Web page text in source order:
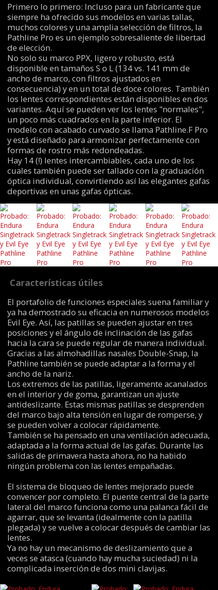
Primero lo primero: Incluso para un fabricante que
siempre ha ofrecido sus modelos en varias tallas,
muchos colores y una amplia selección de filtros, la
Pathline Pro es un ejemplo sobresaliente de libertad
de elección.
No solo su marco PPX, ligero y robusto, está
disponible en tamaños S o L (134 vs. 141 mm de
ancho de marco, con filtros ajustados en
consecuencia) y en un total de doce colores. También
los lentes correspondientes están disponibles en dos
variantes. Aquí se pueden ver los lentes "normales",
un poco más cuadrados en la parte inferior. El
modelo con acabado curvado se llama Pathline.F Pro
y está diseñado para armonizar perfectamente con
formas de rostro más redondeadas.
Hay 14 (!) lentes intercambiables, cada uno de los
cuales también puede ser tallado con la graduación
óptica individual, convirtiendo así las elegantes gafas
deportivas en unas gafas ópticas.
Características útiles
El portafolio de funciones especiales suena familiar y
ya ha demostrado su eficacia en numerosos modelos
Evil Eye. Así, las patillas se pueden ajustar en tres
posiciones y el ángulo de inclinación de las gafas
hacia la cara se puede regular de manera individual.
Gracias a las almohadillas nasales Double-Snap, la
Pathline también se puede adaptar a la forma y el
ancho de la nariz.
Los extremos de las patillas, ligeramente acanalados
en el interior y de goma, garantizan un ajuste
antideslizante. Estas mismas patillas se desprenden
del marco bajo alta tensión en lugar de romperse, y
se pueden volver a colocar rápidamente.
También se ha pensado en una ventilación adecuada,
adaptada a la forma actual de las gafas. Durante las
salidas de primavera hasta ahora, no ha habido
ningún problema con las lentes empañadas.
El sistema de bloqueo de lentes mejorado puede
convencer por completo. El puente central de la parte
lateral del marco funciona como una palanca fácil de
agarrar, que se levanta (idealmente con la patilla
plegada) y se vuelve a colocar después de cambiar las
lentes.
Ya no hay un mecanismo de deslizamiento que a
veces se atasca (cuando hay mucha suciedad) ni la
complicada inserción de dos mini clavijas.